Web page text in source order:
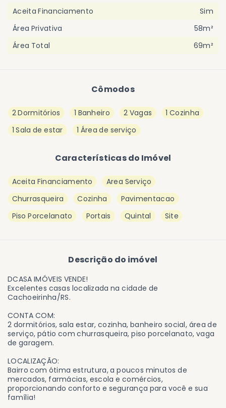
Cômodos
2 Dormitórios 1 Banheiro 2 Vagas
1 Cozinha
1 Sala de estar
1 Área de serviço
Características do Imóvel
Aceita Financiamento
Area Serviço
Churrasqueira
Cozinha
Pavimentacao
Piso Porcelanato
Portais Quintal Site
Descrição do imóvel
DCASA IMÓVEIS VENDE!
Excelentes casas localizada na cidade de
Cachoeirinha/RS.
CONTA COM:
2 dormitórios, sala estar, cozinha, banheiro social, área de
serviço, pátio com churrasqueira, piso porcelanato, vaga
de garagem.
LOCALIZAÇÃO:
Bairro com ótima estrutura, a poucos minutos de
mercados, farmácias, escola e comércios,
proporcionando conforto e segurança para você e sua
família!
Aceita Financiamento
Sim
Área Privativa
58m²
Área Total
69m²